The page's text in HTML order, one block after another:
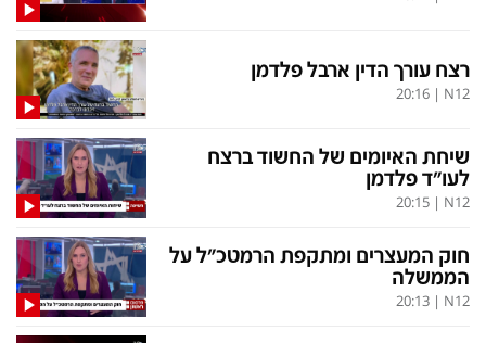
רצח עורך הדין ארבל פלדמן
N12
|
20:16
שיחת האיומים של החשוד ברצח
לעו"ד פלדמן
N12
|
20:15
חוק המעצרים ומתקפת הרמטכ"ל על
הממשלה
N12
|
20:13